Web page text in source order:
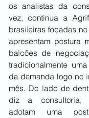
os analistas da
vez, continua a
brasileiras focadas
apresentam postura
balcões de
tradicionalmente
da demanda logo no
mês. Do lado de
diz a consultoria,
adotam uma